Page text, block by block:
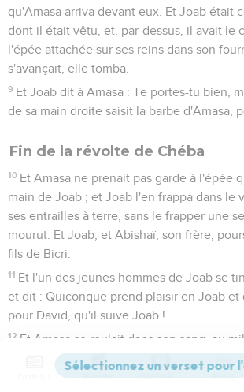
qu'Amasa arriva devant eux. Et Joab était
dont il était vêtu, et, par-dessus, il avait le
l'épée attachée sur ses reins dans son
s'avançait, elle tomba.
9 Et Joab dit à Amasa : Te portes-tu bien,
de sa main droite saisit la barbe d'Amasa,
Fin de la révolte de Chéba
10 Et Amasa ne prenait pas garde à l'épée
main de Joab ; et Joab l'en frappa dans le
ses entrailles à terre, sans le frapper une
mourut. Et Joab, et Abishaï, son frère,
fils de Bicri.
11 Et l'un des jeunes hommes de Joab se
et dit : Quiconque prend plaisir en Joab et
pour David, qu'il suive Joab !
12 Et Amasa se roulait dans son sang, au
et quand cet homme vit que tout le peuple
Amasa hors de la route dans un champ, et
Versions Commentaires Strong